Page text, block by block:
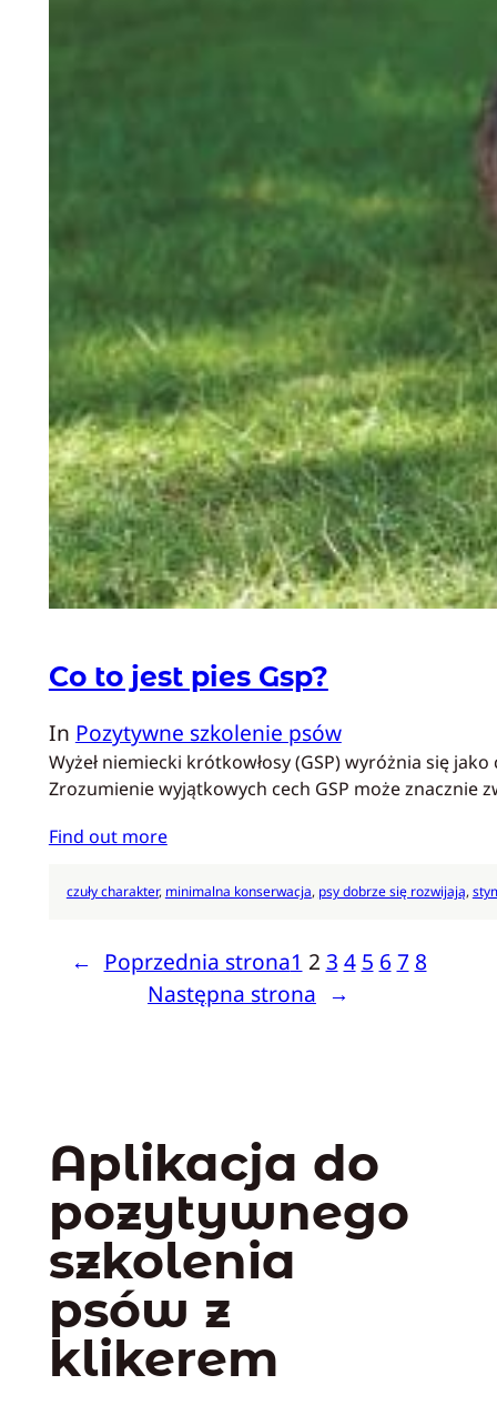
Co to jest pies Gsp?
In Pozytywne szkolenie psów
Wyżeł niemiecki krótkowłosy (GSP) wyróżnia się
Zrozumienie wyjątkowych cech GSP może znacznie
Find out more
czuły charakter, minimalna konserwacja, psy dobrze się rozwijają,
← Poprzednia strona1 2 3 4 5 6 7 8
Następna strona →
Aplikacja do
pozytywnego
szkolenia
psów z
klikerem